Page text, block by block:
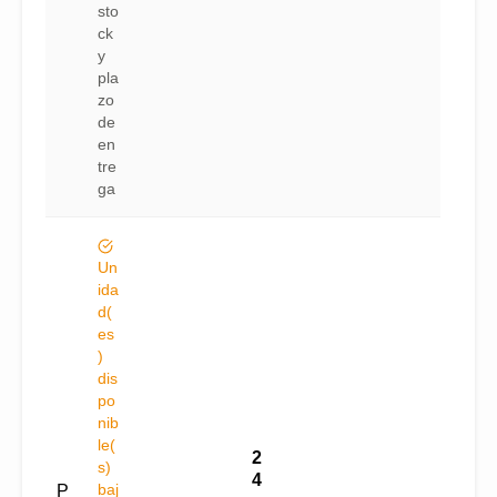
sto
ck
y
pla
zo
de
en
tre
ga
P
Un
ida
d(
es
)
dis
po
nib
le(
s)
baj
2
4